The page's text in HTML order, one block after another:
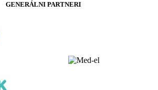
GENERÁLNI PARTNERI